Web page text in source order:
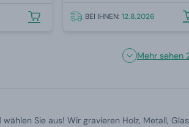
BEI IHNEN: 12.8.2026
Mehr sehen
wählen Sie aus! Wir gravieren Holz, Metall,